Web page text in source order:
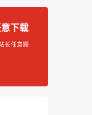
下载
长任意搬